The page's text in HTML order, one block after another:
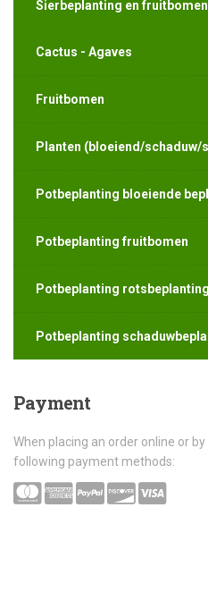
Sierbeplanting en fruitbomen
Cactus - Agaves
Fruitbomen
Planten (bloeiend/schaduw/
Potbeplanting bloeiende
Potbeplanting fruitbomen
Potbeplanting rotsbeplanting
Potbeplanting
Payment
When placing an order online or
following payment methods: